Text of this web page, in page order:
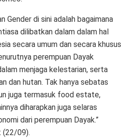
Gender di sini adalah bagaimana
dilibatkan dalam dalam hal
secara umum dan secara khusus
perempuan Dayak
menjaga kelestarian, serta
dan hutan. Tak hanya sebatas
juga termasuk food estate,
diharapkan juga selaras
dari perempuan Dayak.”
(22/09).